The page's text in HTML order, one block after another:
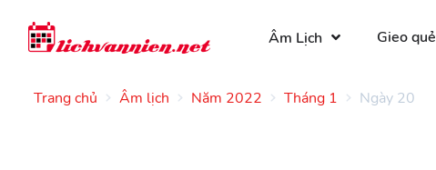
Âm Lịch Gieo quẻ
Trang chủ Âm lịch Năm 2022 Tháng 1 Ngày 20